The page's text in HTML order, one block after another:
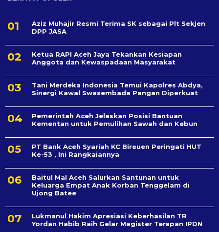
Aziz Muhajir Resmi Terima SK sebagai Plt Sekjen
DPP JASA
Ketua RAPI Aceh Jaya Tekankan Kesiapan
Anggota dan Kewaspadaan Masyarakat
Tani Merdeka Indonesia Temui Kapolres Abdya,
Sinergi Kawal Swasembada Pangan Diperkuat
Pemerintah Aceh Jelaskan Posisi Bantuan
Kementan untuk Pemulihan Sawah dan Kebun
PT Bank Aceh Syariah KC Bireuen Peringati HUT
Ke-53 , Ini Rangkaiannya
Baitul Mal Aceh Salurkan Santunan untuk
Keluarga Empat Anak Korban Tenggelam di
Ujong Batee
Lukmanul Hakim Apresiasi Keberhasilan TR
Yordan Habib Raih Gelar Magister Terapan IPDN